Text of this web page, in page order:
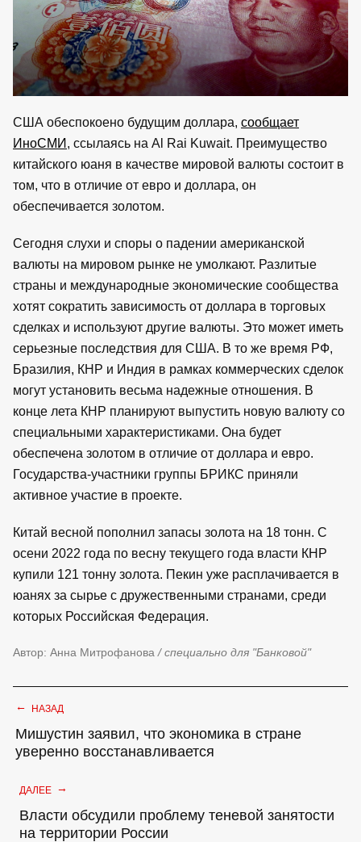
США обеспокоено будущим доллара, сообщает
ИноСМИ , ссылаясь на Al Rai Kuwait. Преимущество
китайского юаня в качестве мировой валюты состоит в
том, что в отличие от евро и доллара, он
обеспечивается золотом.
Сегодня слухи и споры о падении американской
валюты на мировом рынке не умолкают. Разлитые
страны и международные экономические сообщества
хотят сократить зависимость от доллара в торговых
сделках и используют другие валюты. Это может иметь
серьезные последствия для США. В то же время РФ,
Бразилия, КНР и Индия в рамках коммерческих сделок
могут установить весьма надежные отношения. В
конце лета КНР планируют выпустить новую валюту со
специальными характеристиками. Она будет
обеспечена золотом в отличие от доллара и евро.
Государства-участники группы БРИКС приняли
активное участие в проекте.
Китай весной пополнил запасы золота на 18 тонн. С
осени 2022 года по весну текущего года власти КНР
купили 121 тонну золота. Пекин уже расплачивается в
юанях за сырье с дружественными странами, среди
которых Российская Федерация.
Автор: Анна Митрофанова / специально для "Банковой"
← НАЗАД
Мишустин заявил, что экономика в стране
уверенно восстанавливается
ДАЛЕЕ →
Власти обсудили проблему теневой занятости
на территории России